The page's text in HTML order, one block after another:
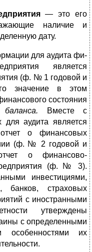
— это его
наличие и
дату.
для аудита фи­
является
(ф. № 1 годовой и
значение в этом
состояния
баланса.
Вместе с
для аудита являет­ся
отчет о финансовых
(ф. № 2 годовой и
о финансово-
(ф. № 3).
инвестициями,
банков, страховых
с иностранны­ми
утверждены
с определенными
особенностями их